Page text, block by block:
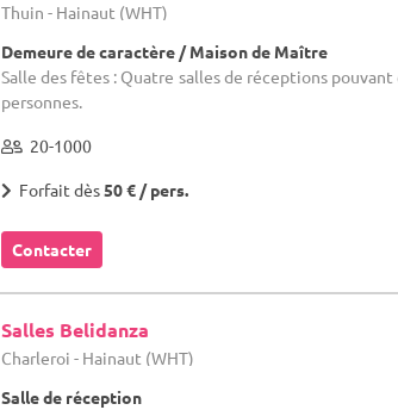
Thuin - Hainaut (WHT)
Demeure de caractère / Maison de Maître
Salle des fêtes : Quatre salles de réceptions
personnes.
20-1000
Forfait dès50 € / pers.
Contacter
Salles Belidanza
Charleroi - Hainaut (WHT)
Salle de réception